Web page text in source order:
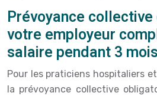
Prévoyance
votre employeur
salaire pendant 3
Pour les praticiens hospitaliers
la prévoyance collective